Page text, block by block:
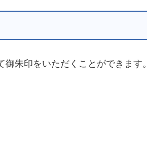
朱印をいただくことができます。